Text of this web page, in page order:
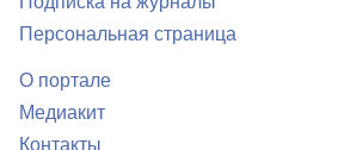
Персональная страница
О портале
Медиакит
Контакты